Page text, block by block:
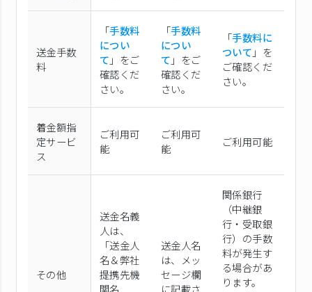
送金手数
料
「手数料
につい
て 」をご
確認くだ
さい。
「手数料
につい
て 」をご
確認くだ
さい。
「手数料に
ついて 」を
ご確認くだ
さい。
着金額指
定サービ
ス
ご利用可
能
ご利用可
能
ご利用可能
その他
送金名義
人は、
「送金人
名＆弊社
提携先機
関名
送金人名
は、メッ
セージ欄
に記載さ
関係銀行
（中継銀
行・受取銀
行）の手数
料が発生す
る場合があ
ります。